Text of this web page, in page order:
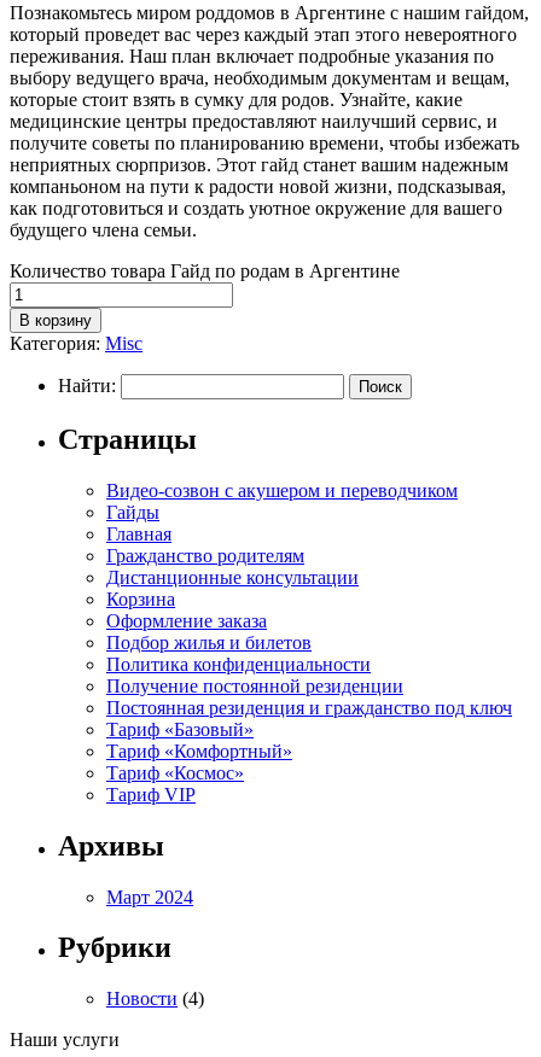
Познакомьтесь миром роддомов в Аргентине с нашим гайдом,
который проведет вас через каждый этап этого невероятного
переживания. Наш план включает подробные указания по
выбору ведущего врача, необходимым документам и вещам,
которые стоит взять в сумку для родов. Узнайте, какие
медицинские центры предоставляют наилучший сервис, и
получите советы по планированию времени, чтобы избежать
неприятных сюрпризов. Этот гайд станет вашим надежным
компаньоном на пути к радости новой жизни, подсказывая,
как подготовиться и создать уютное окружение для вашего
будущего члена семьи.
Количество товара Гайд по родам в Аргентине
В корзину
Категория: Misc
Найти:
Страницы
Видео-созвон с акушером и переводчиком
Гайды
Главная
Гражданство родителям
Дистанционные консультации
Корзина
Оформление заказа
Подбор жилья и билетов
Политика конфиденциальности
Получение постоянной резиденции
Постоянная резиденция и гражданство под ключ
Тариф «Базовый»
Тариф «Комфортный»
Тариф «Космос»
Тариф VIP
Архивы
Март 2024
Рубрики
Новости (4)
Наши услуги